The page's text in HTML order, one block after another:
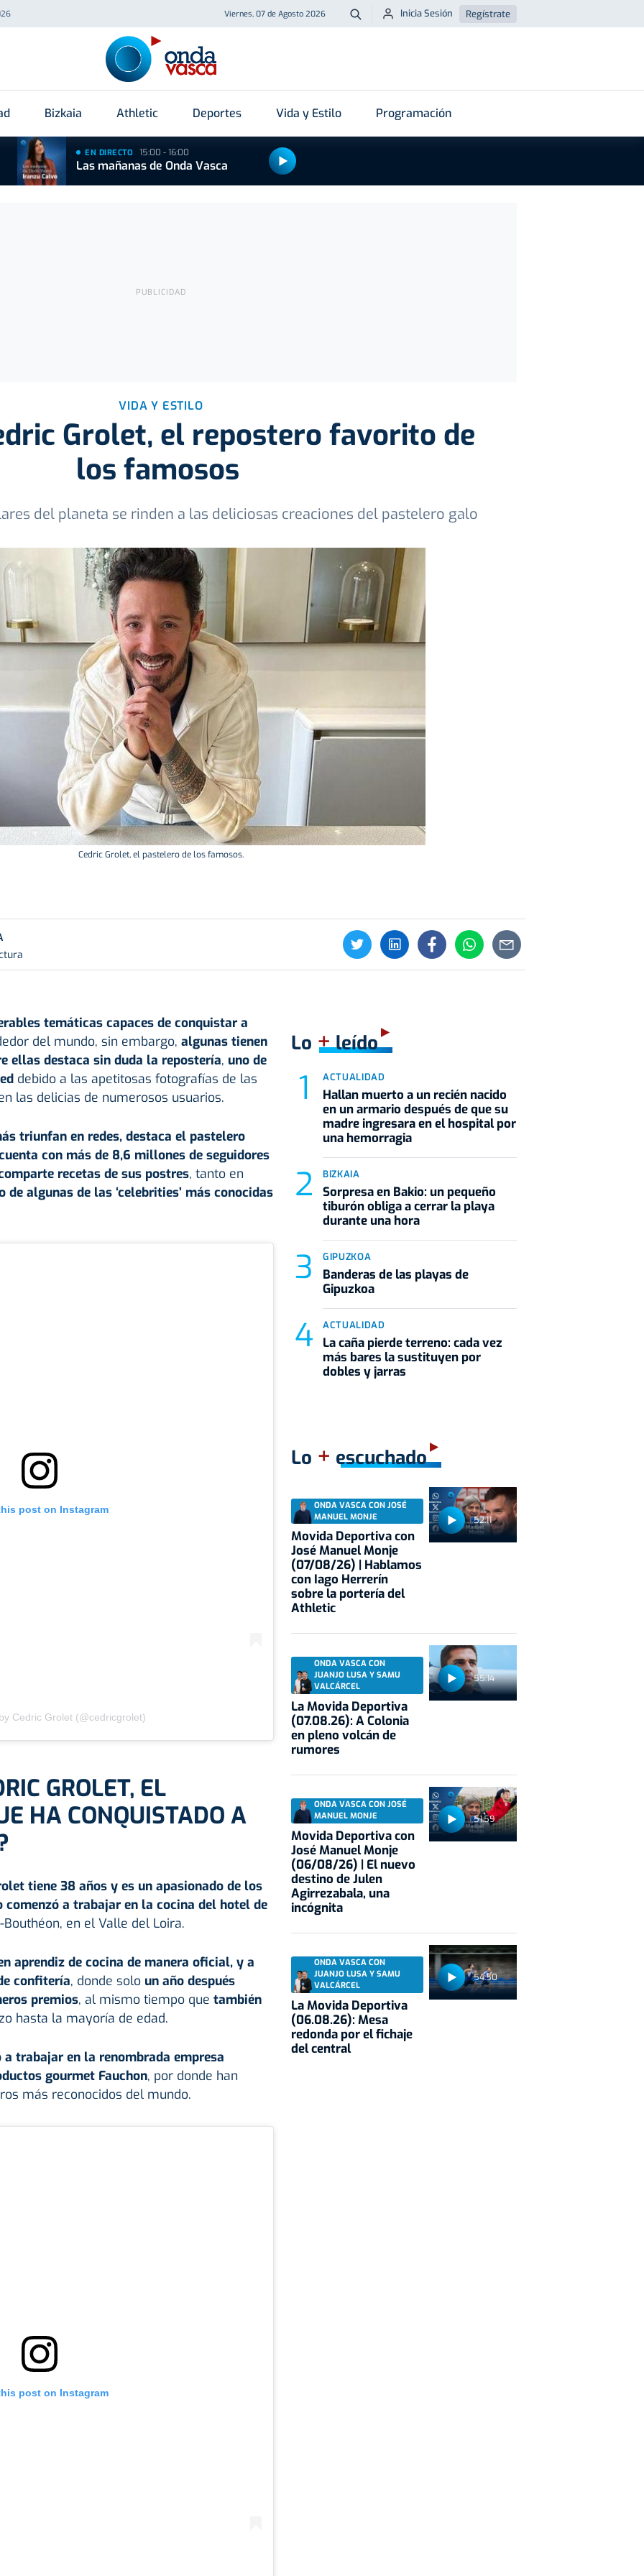
Viernes, 07 de Agosto 2026 Buscar
Inicia Sesión Regístrate
Bizkaia Athletic Deportes Vida y Estilo Programación
EN DIRECTO 15:00 - 16:00
Las mañanas de Onda Vasca
VIDA Y ESTILO
Grolet, el repostero favorito de
los famosos
del planeta se rinden a las deliciosas creaciones del pastelero galo
Cedric Grolet, el pastelero de los famosos.
temáticas capaces de conquistar a
del mundo, sin embargo, algunas tienen
ellas destaca sin duda la repostería, uno de
debido a las apetitosas fotografías de las
las delicias de numerosos usuarios.
triunfan en redes, destaca el pastelero
con más de 8,6 millones de seguidores
recetas de sus postres, tanto en
de algunas de las ‘celebrities’ más conocidas
post on Instagram
Cedric Grolet (@cedricgrolet)
GROLET, EL
HA CONQUISTADO A
tiene 38 años y es un apasionado de los
comenzó a trabajar en la cocina del hotel de
en el Valle del Loira.
aprendiz de cocina de manera oficial, y a
confitería, donde solo un año después
premios, al mismo tiempo que también
hasta la mayoría de edad.
a trabajar en la renombrada empresa
gourmet Fauchon, por donde han
más reconocidos del mundo.
post on Instagram
Lo +leído
ACTUALIDAD
Hallan muerto a un recién nacido
en un armario después de que su
madre ingresara en el hospital por
una hemorragia
BIZKAIA
Sorpresa en Bakio: un pequeño
tiburón obliga a cerrar la playa
durante una hora
GIPUZKOA
Banderas de las playas de
Gipuzkoa
ACTUALIDAD
La caña pierde terreno: cada vez
más bares la sustituyen por
dobles y jarras
Lo + escuchado
52:11
ONDA VASCA CON JOSÉ
MANUEL MONJE
Movida Deportiva con
José Manuel Monje
(07/08/26) | Hablamos
con Iago Herrerín
sobre la portería del
Athletic
55:14
ONDA VASCA CON
JUANJO LUSA Y SAMU
VALCÁRCEL
La Movida Deportiva
(07.08.26): A Colonia
en pleno volcán de
rumores
51:59
ONDA VASCA CON JOSÉ
MANUEL MONJE
Movida Deportiva con
José Manuel Monje
(06/08/26) | El nuevo
destino de Julen
Agirrezabala, una
incógnita
54:50
ONDA VASCA CON
JUANJO LUSA Y SAMU
VALCÁRCEL
La Movida Deportiva
(06.08.26): Mesa
redonda por el fichaje
del central